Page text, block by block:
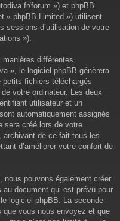
forum ») et phpBB
« phpBB Limited ») utilisent
sessions d’utilisation de votre
»).
différentes.
», le logiciel phpBB génèrera
fichiers téléchargés
votre ordinateur. Les deux
utilisateur et un
automatiquement assignés
sera créé lors de votre
archivant de ce fait tous les
d’améliorer votre confort de
nous pouvons également créer
document qui est prévu pour
logiciel phpBB. La seconde
que vous nous envoyez et que